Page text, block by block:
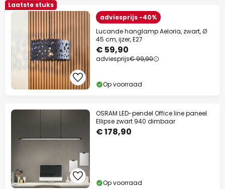
Laatste stuks
adviesprijs -40%
Lucande hanglamp Aeloria, zwart, Ø
45 cm, ijzer, E27
€ 59,90
adviesprijs€ 99,90
Op voorraad
OSRAM LED-pendel Office line paneel
Ellipse zwart 940 dimbaar
€ 178,90
Op voorraad